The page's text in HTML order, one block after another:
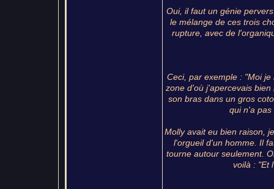
Oui, il faut un génie
le mélange de ces trois
rupture, avec de
Ceci, par exemple : "Moi
zone d'où j'apercevais
son bras dans un gros
qui n'a pas
Molly avait eu bien raison,
l'orgueil d'un homme. Il
tourne autour seulement.
voilà : "Et